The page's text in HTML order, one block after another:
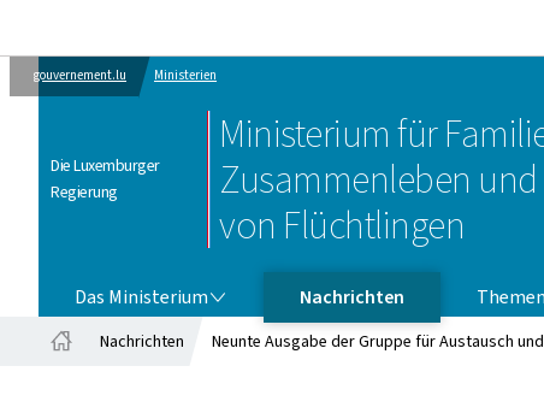
gouvernement.lu Ministerien
Die Luxemburger
Regierung
Ministerium für
Zusammenleben
von Flüchtlingen
Das Ministerium Nachrichten Themen
Nachrichten Neunte Ausgabe der Gruppe für Austausch